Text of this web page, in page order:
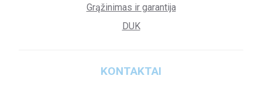
Grąžinimas ir garantija
DUK
KONTAKTAI